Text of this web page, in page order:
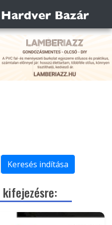
Keresés indítása
kifejezésre: